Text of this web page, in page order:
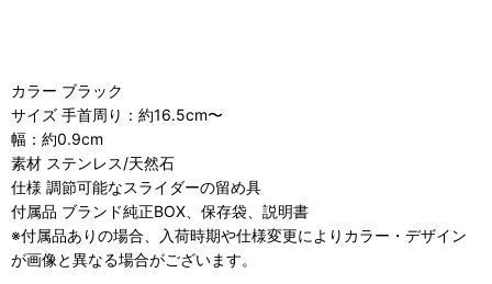
カラー ブラック
サイズ 手首周り：約16.5cm〜
幅：約0.9cm
素材 ステンレス/天然石
仕様 調節可能なスライダーの留め具
付属品 ブランド純正BOX、保存袋、説明書
※付属品ありの場合、入荷時期や仕様変更によりカラー・デザイン
が画像と異なる場合がございます。